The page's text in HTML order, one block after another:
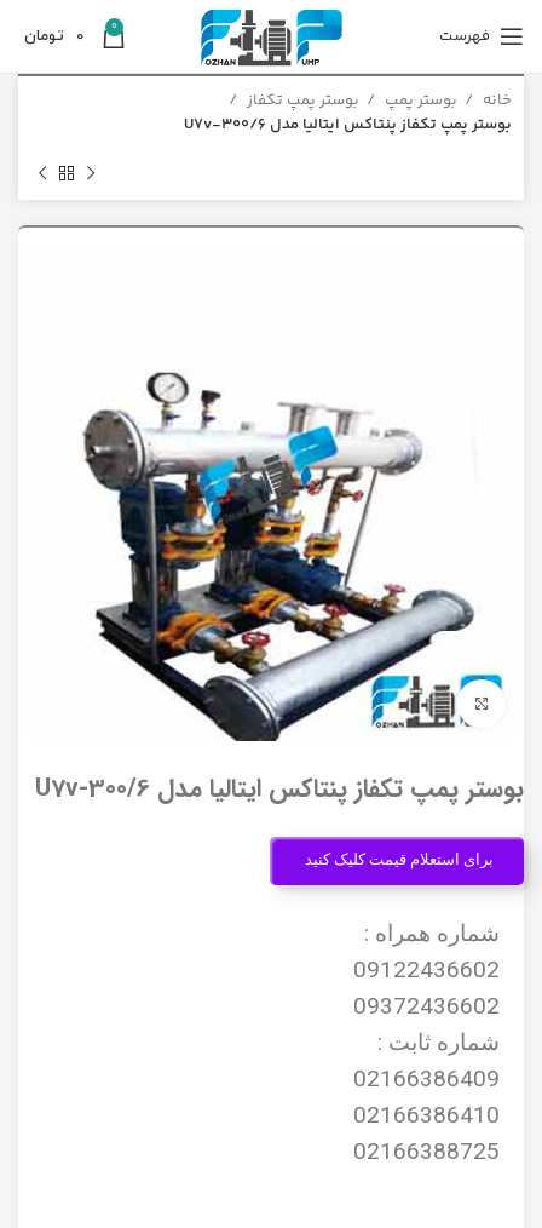
فهرست 0
0 تومان
خانه بوستر پمپ
بوستر پمپ تکفاز
بوستر پمپ تکفاز پنتاکس ایتالیا مدل U7v-300/6
برای بزرگنمایی کلیک کنید
بوستر پمپ تکفاز پنتاکس ایتالیا مدل U7v-300/6
برای استعلام قیمت کلیک کنید
شماره همراه :
09122436602
09372436602
شماره ثابت :
02166386409
02166386410
02166388725